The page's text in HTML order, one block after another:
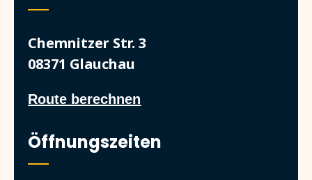
Chemnitzer Str. 3
08371 Glauchau
Route berechnen
Öffnungszeiten